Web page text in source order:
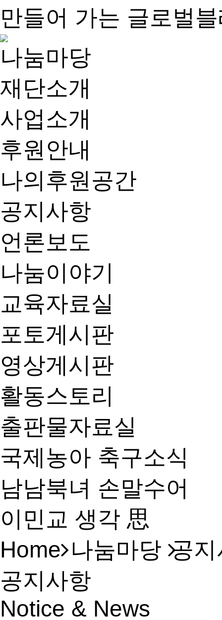
만들어 가는 글로벌
나눔마당
재단소개
사업소개
후원안내
나의후원공간
공지사항
언론보도
나눔이야기
교육자료실
포토게시판
영상게시판
활동스토리
출판물자료실
국제농아 축구소식
남남북녀 손말수어
이민교 생각 思
Home나눔마당 공
공지사항
Notice & News